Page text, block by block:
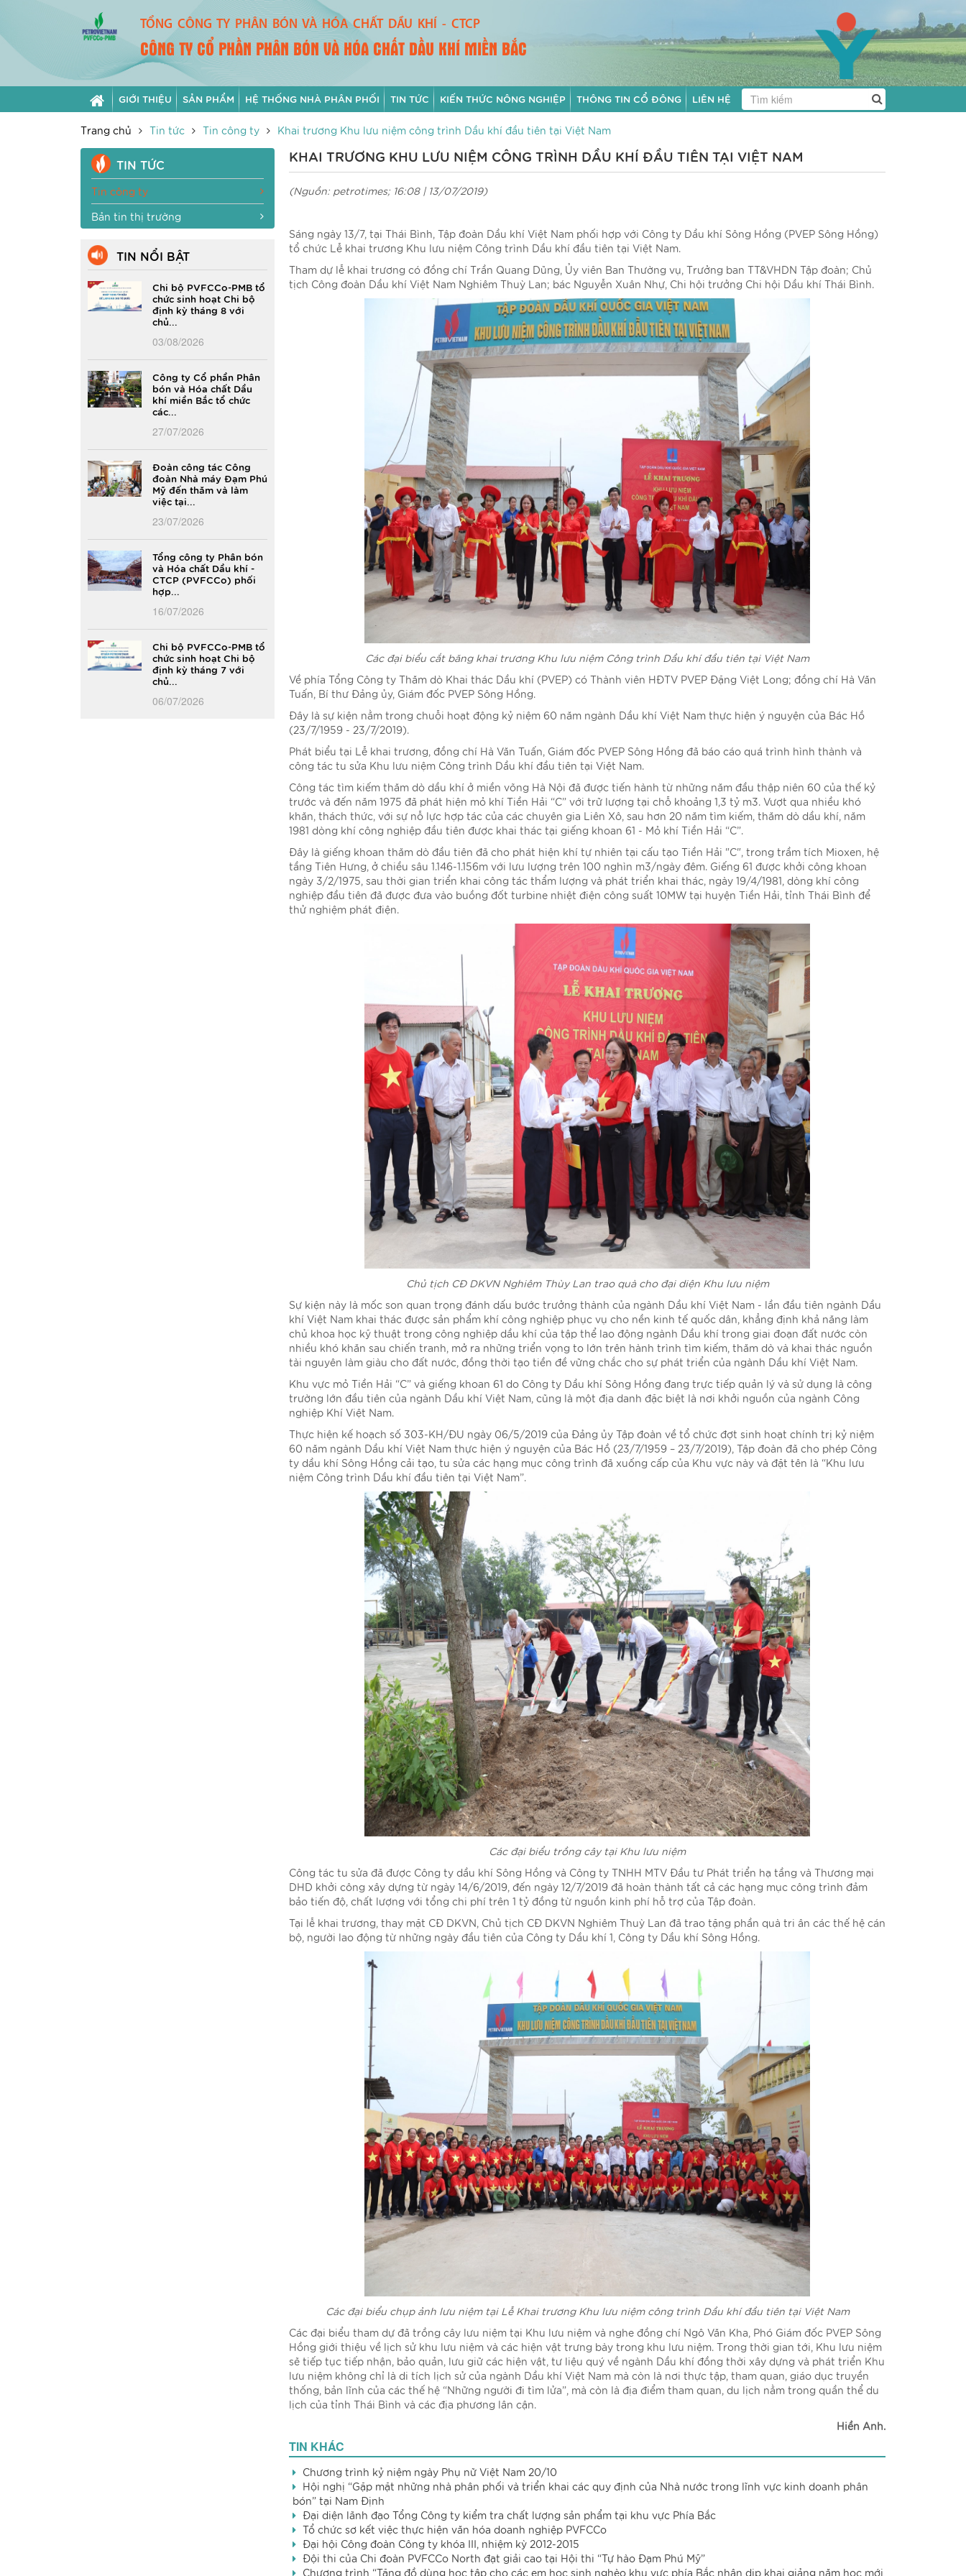
TỔNG CÔNG TY PHÂN BÓN VÀ HÓA CHẤT DẦU KHÍ - CTCP
CÔNG TY CỔ PHẦN PHÂN BÓN VÀ HÓA CHẤT DẦU KHÍ MIỀN BẮC
GIỚI THIỆU SẢN PHẨM HỆ THỐNG NHÀ PHÂN PHỐI TIN TỨC KIẾN THỨC NÔNG NGHIỆP THÔNG TIN CỔ ĐÔNG LIÊN HỆ
Trang chủ Tin tức Tin công ty Khai trương Khu lưu niệm công trình Dầu khí đầu tiên tại Việt Nam
TIN TỨC
Tin công ty
Bản tin thị trường
TIN NỔI BẬT
Chi bộ PVFCCo-PMB tổ
chức sinh hoạt Chi bộ
định kỳ tháng 8 với
chủ...
03/08/2026
Công ty Cổ phần Phân
bón và Hóa chất Dầu
khí miền Bắc tổ chức
các...
27/07/2026
Đoàn công tác Công
đoàn Nhà máy Đạm Phú
Mỹ đến thăm và làm
việc tại...
23/07/2026
Tổng công ty Phân bón
và Hóa chất Dầu khí -
CTCP (PVFCCo) phối
hợp...
16/07/2026
Chi bộ PVFCCo-PMB tổ
chức sinh hoạt Chi bộ
định kỳ tháng 7 với
chủ...
06/07/2026
KHAI TRƯƠNG KHU LƯU NIỆM CÔNG TRÌNH DẦU KHÍ ĐẦU TIÊN TẠI VIỆT NAM
(Nguồn: petrotimes; 16:08 | 13/07/2019)
Sáng ngày 13/7, tại Thái Bình, Tập đoàn Dầu khí Việt Nam phối hợp với Công ty Dầu khí Sông Hồng (PVEP Sông Hồng)
tổ chức Lễ khai trương Khu lưu niệm Công trình Dầu khí đầu tiên tại Việt Nam.
Tham dự lễ khai trương có đồng chí Trần Quang Dũng, Ủy viên Ban Thường vụ, Trưởng ban TT&VHDN Tập đoàn; Chủ
tịch Công đoàn Dầu khí Việt Nam Nghiêm Thuỳ Lan; bác Nguyễn Xuân Nhự, Chi hội trưởng Chi hội Dầu khí Thái Bình.
Các đại biểu cắt băng khai trương Khu lưu niệm Công trình Dầu khí đầu tiên tại Việt Nam
Về phía Tổng Công ty Thăm dò Khai thác Dầu khí (PVEP) có Thành viên HĐTV PVEP Đặng Việt Long; đồng chí Hà Văn
Tuấn, Bí thư Đảng ủy, Giám đốc PVEP Sông Hồng.
Đây là sự kiện nằm trong chuỗi hoạt động kỷ niệm 60 năm ngành Dầu khí Việt Nam thực hiện ý nguyện của Bác Hồ
(23/7/1959 - 23/7/2019).
Phát biểu tại Lễ khai trương, đồng chí Hà Văn Tuấn, Giám đốc PVEP Sông Hồng đã báo cáo quá trình hình thành và
công tác tu sửa Khu lưu niệm Công trình Dầu khí đầu tiên tại Việt Nam.
Công tác tìm kiếm thăm dò dầu khí ở miền võng Hà Nội đã được tiến hành từ những năm đầu thập niên 60 của thế kỷ
trước và đến năm 1975 đã phát hiện mỏ khí Tiền Hải “C” với trữ lượng tại chỗ khoảng 1,3 tỷ m3. Vượt qua nhiều khó
khăn, thách thức, với sự nỗ lực hợp tác của các chuyên gia Liên Xô, sau hơn 20 năm tìm kiếm, thăm dò dầu khí, năm
1981 dòng khí công nghiệp đầu tiên được khai thác tại giếng khoan 61 - Mỏ khí Tiền Hải “C”.
Đây là giếng khoan thăm dò đầu tiên đã cho phát hiện khí tự nhiên tại cấu tạo Tiền Hải "C", trong trầm tích Mioxen, hệ
tầng Tiên Hưng, ở chiều sâu 1.146-1.156m với lưu lượng trên 100 nghìn m3/ngày đêm. Giếng 61 được khởi công khoan
ngày 3/2/1975, sau thời gian triển khai công tác thẩm lượng và phát triển khai thác, ngày 19/4/1981, dòng khí công
nghiệp đầu tiên đã được đưa vào buồng đốt turbine nhiệt điện công suất 10MW tại huyện Tiền Hải, tỉnh Thái Bình để
thử nghiệm phát điện.
Chủ tịch CĐ DKVN Nghiêm Thùy Lan trao quà cho đại diện Khu lưu niệm
Sự kiện này là mốc son quan trọng đánh dấu bước trưởng thành của ngành Dầu khí Việt Nam - lần đầu tiên ngành Dầu
khí Việt Nam khai thác được sản phẩm khí công nghiệp phục vụ cho nền kinh tế quốc dân, khẳng định khả năng làm
chủ khoa học kỹ thuật trong công nghiệp dầu khí của tập thể lao động ngành Dầu khí trong giai đoạn đất nước còn
nhiều khó khăn sau chiến tranh, mở ra những triển vọng to lớn trên hành trình tìm kiếm, thăm dò và khai thác nguồn
tài nguyên làm giàu cho đất nước, đồng thời tạo tiền đề vững chắc cho sự phát triển của ngành Dầu khí Việt Nam.
Khu vực mỏ Tiền Hải “C” và giếng khoan 61 do Công ty Dầu khí Sông Hồng đang trực tiếp quản lý và sử dụng là công
trường lớn đầu tiên của ngành Dầu khí Việt Nam, cũng là một địa danh đặc biệt là nơi khởi nguồn của ngành Công
nghiệp Khí Việt Nam. ​
Thực hiện kế hoạch số 303-KH/ĐU ngày 06/5/2019 của Đảng ủy Tập đoàn về tổ chức đợt sinh hoạt chính trị kỷ niệm
60 năm ngành Dầu khí Việt Nam thực hiện ý nguyện của Bác Hồ (23/7/1959 – 23/7/2019), Tập đoàn đã cho phép Công
ty dầu khí Sông Hồng cải tạo, tu sửa các hạng mục công trình đã xuống cấp của Khu vực này và đặt tên là “Khu lưu
niệm Công trình Dầu khí đầu tiên tại Việt Nam”.
Các đại biểu trồng cây tại Khu lưu niệm
​Công tác tu sửa đã được Công ty dầu khí Sông Hồng và Công ty TNHH MTV Đầu tư Phát triển hạ tầng và Thương mại
DHD khởi công xây dựng từ ngày 14/6/2019, đến ngày 12/7/2019 đã hoàn thành tất cả các hạng mục công trình đảm
bảo tiến độ, chất lượng với tổng chi phí trên 1 tỷ đồng từ nguồn kinh phí hỗ trợ của Tập đoàn.
Tại lễ khai trương, thay mặt CĐ DKVN, Chủ tịch CĐ DKVN Nghiêm Thuỳ Lan đã trao tặng phần quà tri ân các thế hệ cán
bộ, người lao động từ những ngày đầu tiên của Công ty Dầu khí 1, Công ty Dầu khí Sông Hồng.
Các đại biểu chụp ảnh lưu niệm tại Lễ Khai trương Khu lưu niệm công trình Dầu khí đầu tiên tại Việt Nam
Các đại biểu tham dự đã trồng cây lưu niệm tại Khu lưu niệm và nghe đồng chí Ngô Văn Kha, Phó Giám đốc PVEP Sông
Hồng giới thiệu về lịch sử khu lưu niệm và các hiện vật trưng bày trong khu lưu niệm. Trong thời gian tới, Khu lưu niệm
sẽ tiếp tục tiếp nhận, bảo quản, lưu giữ các hiện vật, tư liệu quý về ngành Dầu khí đồng thời xây dựng và phát triển Khu
lưu niệm không chỉ là di tích lịch sử của ngành Dầu khí Việt Nam mà còn là nơi thực tập, tham quan, giáo dục truyền
thống, bản lĩnh của các thế hệ “Những người đi tìm lửa”, mà còn là địa điểm tham quan, du lịch nằm trong quần thể du
lịch của tỉnh Thái Bình và các địa phương lân cận.
Hiền Anh.
TIN KHÁC
Chương trình kỷ niệm ngày Phụ nữ Việt Nam 20/10
Hội nghị “Gặp mặt những nhà phân phối và triển khai các quy định của Nhà nước trong lĩnh vực kinh doanh phân
bón” tại Nam Định
Đại diện lãnh đạo Tổng Công ty kiểm tra chất lượng sản phẩm tại khu vực Phía Bắc
Tổ chức sơ kết việc thực hiện văn hóa doanh nghiệp PVFCCo
Đại hội Công đoàn Công ty khóa III, nhiệm kỳ 2012-2015
Đội thi của Chi đoàn PVFCCo North đạt giải cao tại Hội thi “Tự hào Đạm Phú Mỹ”
Chương trình “Tặng đồ dùng học tập cho các em học sinh nghèo khu vực phía Bắc nhân dịp khai giảng năm học mới